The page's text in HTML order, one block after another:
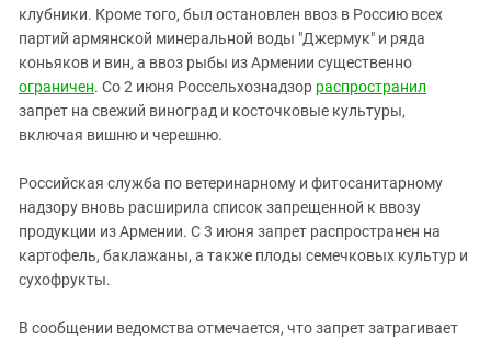
ЮФО
клубники. Кроме того, был остановлен ввоз в Россию всех
партий армянской минеральной воды "Джермук" и ряда
коньяков и вин, а ввоз рыбы из Армении существенно
ограничен. Со 2 июня Россельхознадзор распространил
запрет на свежий виноград и косточковые культуры,
включая вишню и черешню.
Российская служба по ветеринарному и фитосанитарному
надзору вновь расширила список запрещенной к ввозу
продукции из Армении. С 3 июня запрет распространен на
картофель, баклажаны, а также плоды семечковых культур и
сухофрукты.
В сообщении ведомства отмечается, что запрет затрагивает